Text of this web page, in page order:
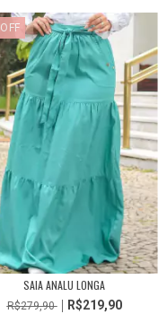
OFF
SAIA ANALU LONGA
R$279,90 R$219,90